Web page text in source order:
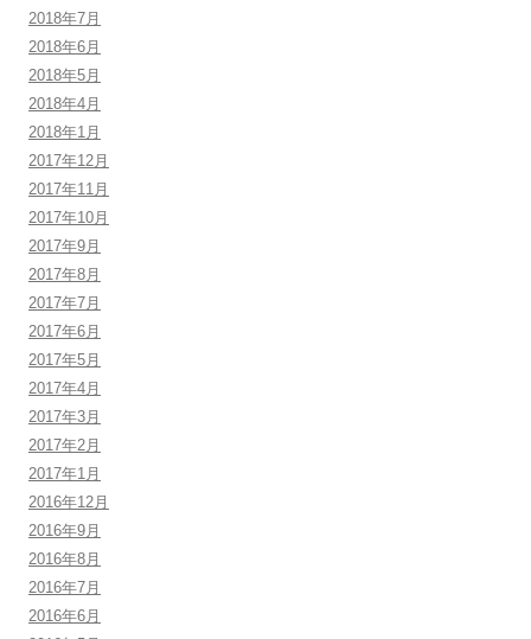
2018年7月
2018年6月
2018年5月
2018年4月
2018年1月
2017年12月
2017年11月
2017年10月
2017年9月
2017年8月
2017年7月
2017年6月
2017年5月
2017年4月
2017年3月
2017年2月
2017年1月
2016年12月
2016年9月
2016年8月
2016年7月
2016年6月